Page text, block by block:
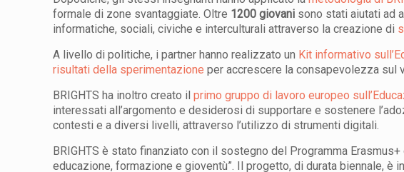
formale di zone svantaggiate. Oltre 1200 giovani sono stati aiutati ad
informatiche, sociali, civiche e interculturali attraverso la creazione di
A livello di politiche, i partner hanno realizzato un Kit informativo
risultati della sperimentazione per accrescere la consapevolezza sul
BRIGHTS ha inoltro creato ilprimo gruppo di lavoro europeo
interessati all’argomento e desiderosi di supportare e sostenere
contesti e a diversi livelli, attraverso l’utilizzo di strumenti digitali.
BRIGHTS è stato finanziato con il sostegno del Programma
educazione, formazione e gioventù”. Il progetto, di durata biennale, è